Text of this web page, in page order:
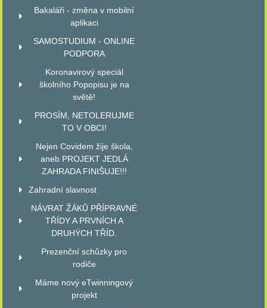
Bakaláři - změna v mobilní
aplikaci
SAMOSTUDIUM - ONLINE
PODPORA
Koronavirový speciál
školního Popopisu je na
světě!
PROSÍM, NETOLERUJME
TO V OBCI!
Nejen Covidem žije škola,
aneb PROJEKT JEDLÁ
ZAHRADA FINIŠUJE!!!
Zahradní slavnost
NÁVRAT ŽÁKŮ PŘÍPRAVNÉ
TŘÍDY A PRVNÍCH A
DRUHÝCH TŘÍD.
Prezenční schůzky pro
rodiče
Máme nový eTwinningový
projekt